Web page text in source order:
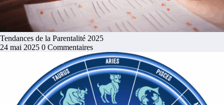
Tendances de la Parentalité 2025
24 mai 2025 0 Commentaires